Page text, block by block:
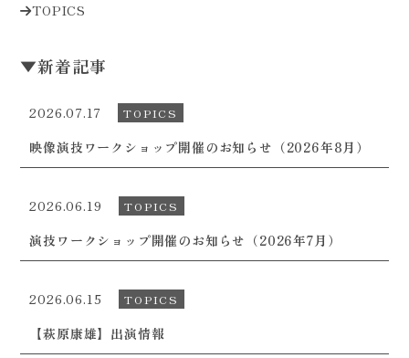
TOPICS
▼新着記事
2026.07.17 TOPICS
映像演技ワークショップ開催のお知らせ（2026年8月）
2026.06.19 TOPICS
演技ワークショップ開催のお知らせ（2026年7月）
2026.06.15 TOPICS
【萩原康雄】出演情報